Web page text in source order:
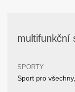
multifunkční
SPORTY
Sport pro